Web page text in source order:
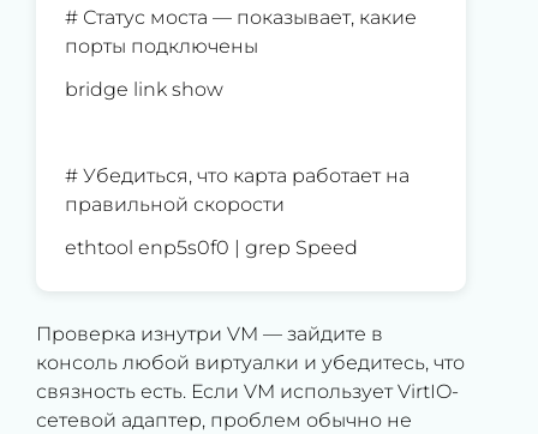
# Статус моста — показывает, какие
порты подключены
bridge link show
# Убедиться, что карта работает на
правильной скорости
ethtool enp5s0f0 | grep Speed
Проверка изнутри VM — зайдите в
консоль любой виртуалки и убедитесь, что
связность есть. Если VM использует VirtIO-
сетевой адаптер, проблем обычно не